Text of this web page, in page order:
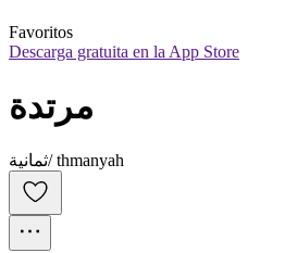
Favoritos
Descarga gratuita en la App Store
مرتدة
ثمانية/ thmanyah